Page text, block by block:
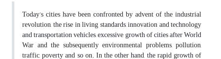
Today’s cities have been confronted by advent of the industrial
revolution, the rise in living standards, innovation and technology
and transportation vehicles, excessive growth of cities after World
War and the subsequently environmental problems, pollution,
traffic, poverty and so on. In the other hand, the rapid growth of